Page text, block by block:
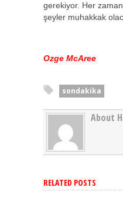
gerekiyor. Her
şeyler muhakkak
Ozge McAree
sondakika
About
RELATED POSTS